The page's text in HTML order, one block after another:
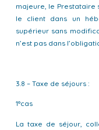
majeure, le
le client dans un
supérieur sans
n’est pas dans
3.8 – Taxe de séjours :
1°cas
La taxe de séjour,